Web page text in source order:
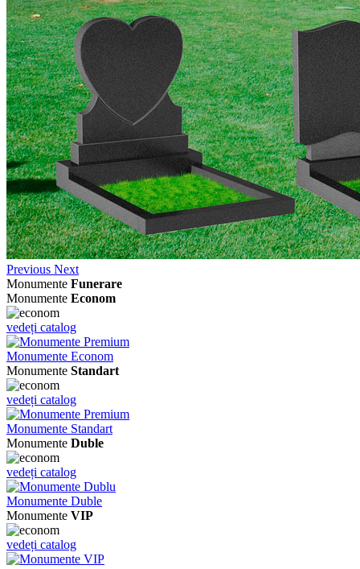
Previous Next
Monumente Funerare
Monumente Econom
vedeți catalog
Monumente Econom
Monumente Standart
vedeți catalog
Monumente Standart
Monumente Duble
vedeți catalog
Monumente Duble
Monumente VIP
vedeți catalog